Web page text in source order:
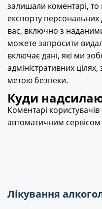
Лікування
залишали коментарі,
експорту
вас, включно з
можете запросити
включає дані, які ми
адміністративних
метою безпеки.
Куди
Коментарі
автоматичним